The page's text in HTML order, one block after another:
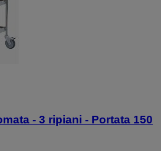
- 3 ripiani - Portata 150